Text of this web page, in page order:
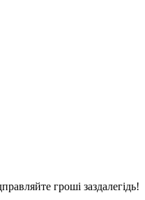
гроші заздалегідь!